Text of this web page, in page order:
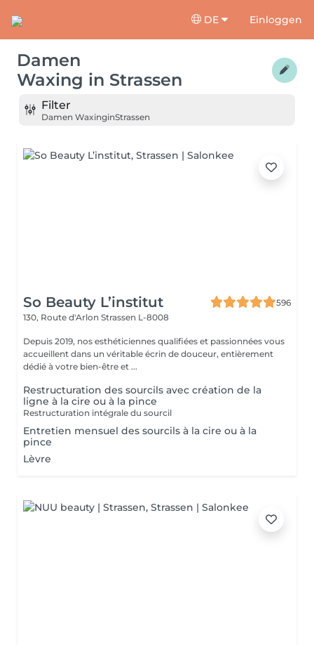
DE Einloggen
Damen
Waxing in Strassen
Filter
Damen WaxinginStrassen
So Beauty L’institut
596
130, Route d'Arlon Strassen L-8008
Depuis 2019, nos esthéticiennes qualifiées et passionnées vous
accueillent dans un véritable écrin de douceur, entièrement
dédié à votre bien-être et ...
Restructuration des sourcils avec création de la
ligne à la cire ou à la pince
Restructuration intégrale du sourcil
Entretien mensuel des sourcils à la cire ou à la
pince
Lèvre